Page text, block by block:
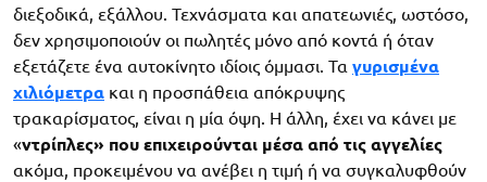
διεξοδικά, εξάλλου. Τεχνάσματα και απατεωνιές, ωστόσο,
δεν χρησιμοποιούν οι πωλητές μόνο από κοντά ή όταν
εξετάζετε ένα αυτοκίνητο ιδίοις όμμασι. Τα γυρισμένα
χιλιόμετρα και η προσπάθεια απόκρυψης
τρακαρίσματος, είναι η μία όψη. Η άλλη, έχει να κάνει με
«ντρίπλες» που επιχειρούνται μέσα από τις αγγελίες
ακόμα, προκειμένου να ανέβει η τιμή ή να συγκαλυφθούν